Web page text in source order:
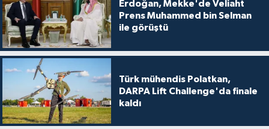
Erdoğan, Mekke'de Veliaht
Prens Muhammed bin Selman
ile görüştü
Türk mühendis Polatkan,
DARPA Lift Challenge'da finale
kaldı